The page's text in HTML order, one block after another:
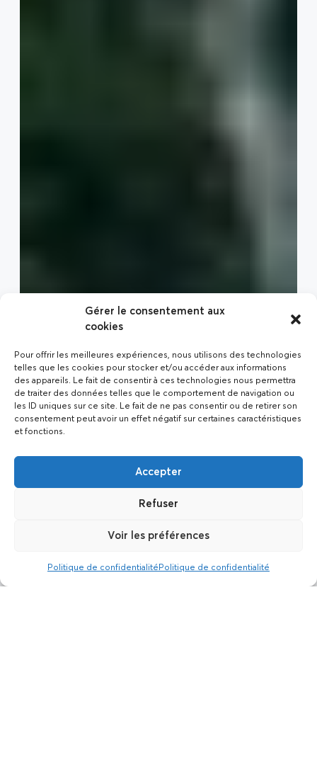
Gérer le consentement aux
cookies
Pour offrir les meilleures expériences, nous utilisons des technologies
telles que les cookies pour stocker et/ou accéder aux informations
des appareils. Le fait de consentir à ces technologies nous permettra
de traiter des données telles que le comportement de navigation ou
les ID uniques sur ce site. Le fait de ne pas consentir ou de retirer son
consentement peut avoir un effet négatif sur certaines caractéristiques
et fonctions.
Accepter
Refuser
Voir les préférences
Politique de confidentialité Politique de confidentialité